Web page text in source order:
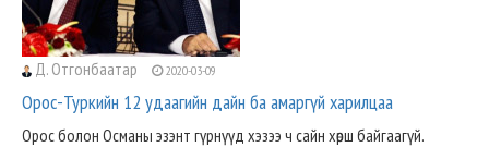
Д. Отгонбаатар 2020-03-09
Орос-Туркийн 12 удаагийн дайн ба амаргүй харилцаа
Орос болон Османы эзэнт гүрнүүд хэзээ ч сайн хөрш байгаагүй.